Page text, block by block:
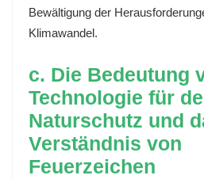
Bewältigung der
Klimawandel.
c. Die Bedeutung
Technologie für
Naturschutz und
Verständnis von
Feuerzeichen